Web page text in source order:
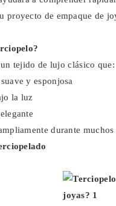
proyecto de empaque de
tejido de lujo clásico que:
y esponjosa
la luz
durante